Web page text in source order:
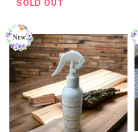
SOLD OUT